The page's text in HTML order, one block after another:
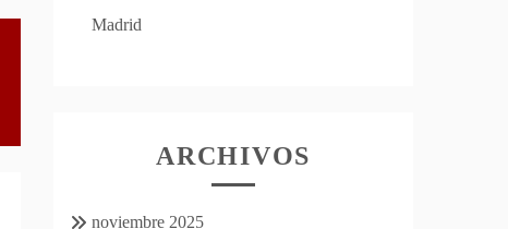
Madrid
ARCHIVOS
noviembre 2025